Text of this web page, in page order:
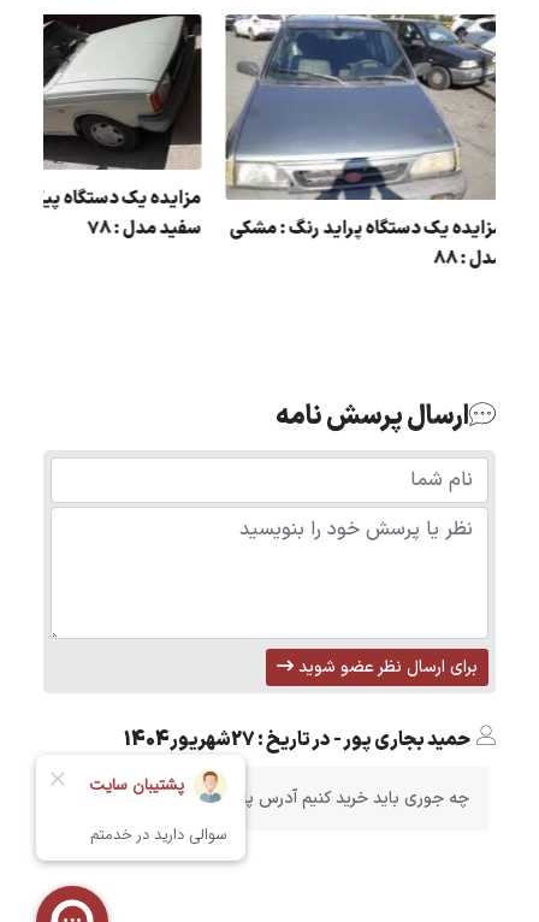
مزایده یک دستگاه
سفید مدل : 78
مزایده یک دستگاه پراید رنگ : مشکی
مدل : 88
ارسال پرسش نامه
برای ارسال نظر عضو شوید
حمید بجاری پور - در تاریخ : 27شهریور1404
چه جوری باید خرید کنیم آدرس پارکینگ بدین